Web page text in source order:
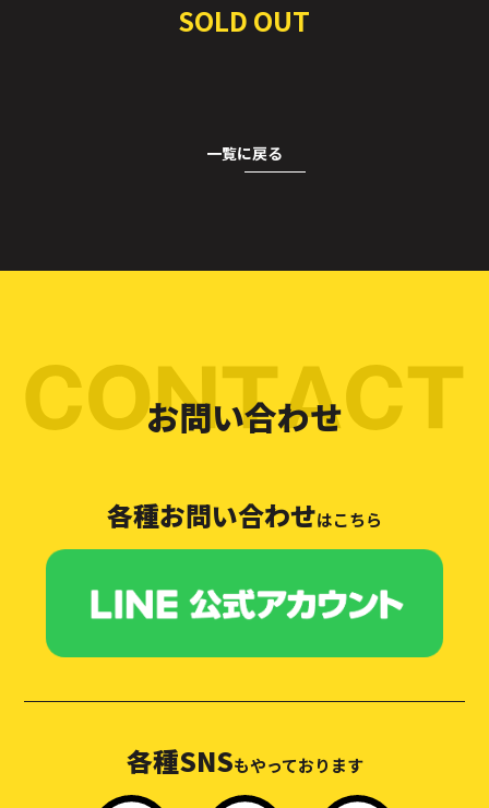
SOLD OUT
一覧に戻る
お問い合わせ
各種お問い合わせはこちら
各種SNSもやっております